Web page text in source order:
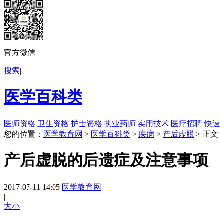
官方微信
搜索|
医学百科类
医师资格 卫生资格 护士资格 执业药师 实用技术 医疗招聘 快
您的位置： 医学教育网 > 医学百科类 > 疾病 > 产后虚脱 > 正文
产后虚脱的后遗症及注意事项
2017-07-11 14:05 医学教育网
|
大小